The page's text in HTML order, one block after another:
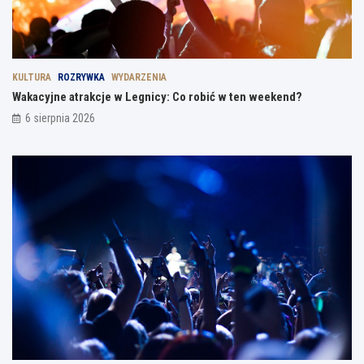
KULTURA ROZRYWKA WYDARZENIA
Wakacyjne atrakcje w Legnicy: Co robić w ten weekend?
6 sierpnia 2026